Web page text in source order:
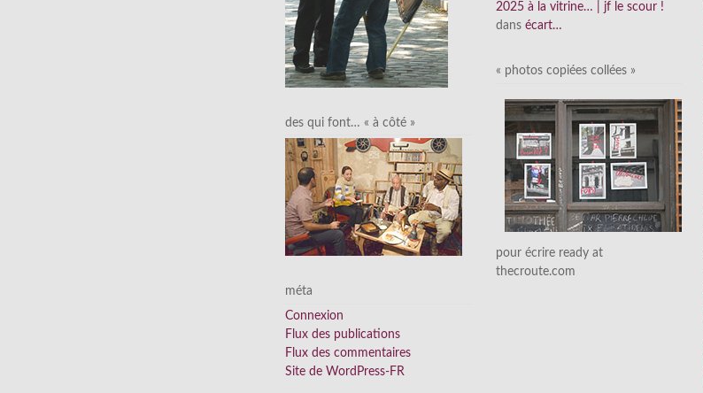
des qui font… « à côté »
méta
Connexion
Flux des publications
Flux des commentaires
Site de WordPress-FR
2025 à la vitrine… | jf le scour !
dans écart…
« photos copiées collées »
pour écrire ready at
thecroute.com